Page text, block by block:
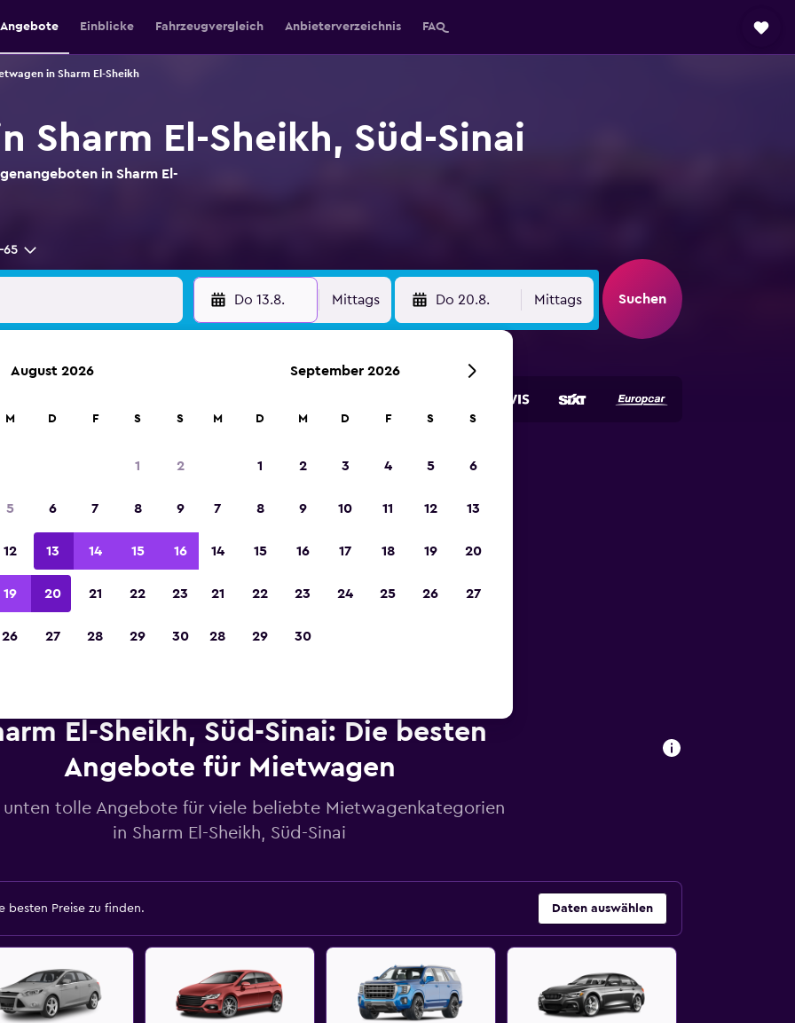
Einblicke Fahrzeugvergleich Anbieterverzeichnis FAQ
in Sharm El-Sheikh
Sharm El-Sheikh, Süd-Sinai
in Sharm El-
65
Do 13.8. Mittags Do 20.8. Mittags Suchen
Sieger 2023 gekürt
El-Sheikh, Süd-Sinai: Die besten
Angebote für Mietwagen
unten tolle Angebote für viele beliebte Mietwagenkategorien
in Sharm El-Sheikh, Süd-Sinai
besten Preise zu finden. Daten auswählen
August 2026
M D F S S
1 2
5 6 7 8 9
12 13 14 15 16
19 20 21 22 23
26 27 28 29 30
September 2026
M D M D F S S
1 2 3 4 5 6
7 8 9 10 11 12 13
14 15 16 17 18 19 20
21 22 23 24 25 26 27
28 29 30